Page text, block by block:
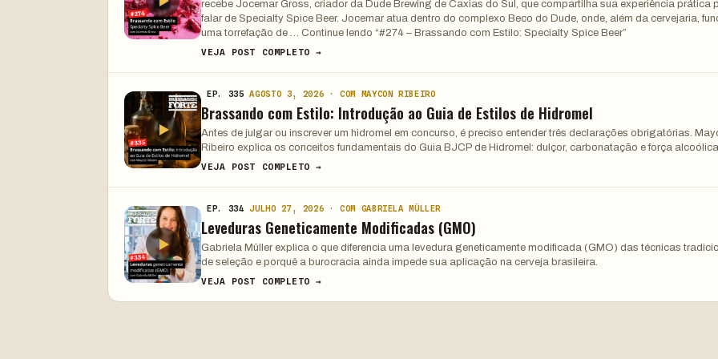
recebe Jocemar Gross, criador da Dude Brewing de Caxias do Sul, que compartilha sua experiência prática
falar de Specialty Spice Beer. Jocemar atua dentro do complexo Beco do Dude, onde, além da cervejaria,
uma torrefação de … Continue lendo “#274 – Brassando com Estilo: Specialty Spice Beer”
VEJA POST COMPLETO →
EP. 335 AGOSTO 3, 2026 · COM MAYCON RIBEIRO
Brassando com Estilo: Introdução ao Guia de Estilos de Hidromel
Antes de julgar ou inscrever um hidromel em concurso, é preciso entender três declarações obrigatórias.
Ribeiro explica os conceitos fundamentais do Guia BJCP de Hidromel: dulçor, carbonatação e força
VEJA POST COMPLETO →
EP. 334 JULHO 27, 2026 · COM GABRIELA MÜLLER
Leveduras Geneticamente Modificadas (GMO)
Gabriela Müller explica o que diferencia uma levedura geneticamente modificada (GMO) das técnicas
de seleção e porquê a burocracia ainda impede sua aplicação na cerveja brasileira.
VEJA POST COMPLETO →